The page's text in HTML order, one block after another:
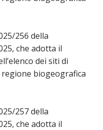
256 della
che adotta il
dei siti di
biogeografica
257 della
che adotta il